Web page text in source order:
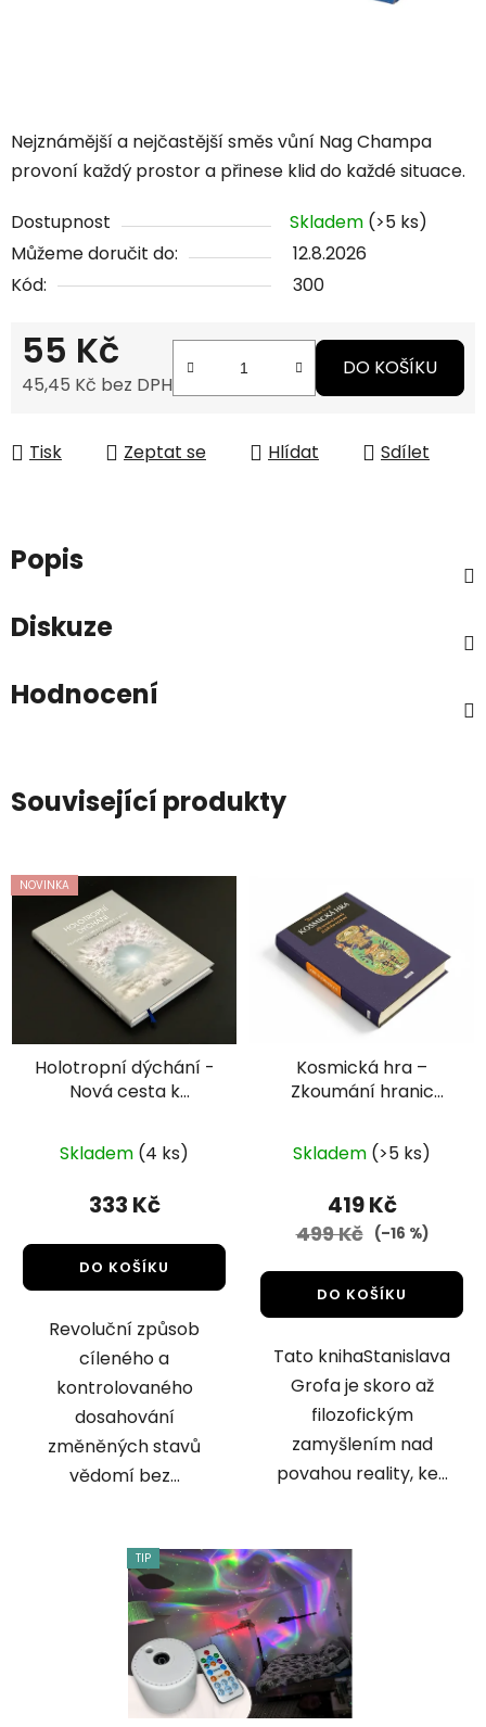
Nejznámější a nejčastější směs vůní Nag Champa
provoní každý prostor a přinese klid do každé situace.
Dostupnost Skladem (>5 ks)
Můžeme doručit do:
12.8.2026
Kód:
300
55 Kč
45,45 Kč bez DPH
DO KOŠÍKU
Tisk Zeptat se Hlídat Sdílet
Popis
Diskuze
Hodnocení
Související produkty
NOVINKA
Holotropní dýchání -
Nová cesta k
léčení | Stanislav Grof,
Christina Grof
Skladem (4 ks)
333 Kč
DO KOŠÍKU
Revoluční způsob
cíleného a
kontrolovaného
dosahování
změněných stavů
vědomí bez...
Kosmická hra –
Zkoumání hranic
(Stanislav Grof)
hodnocení
produktu
je
Skladem (>5 ks)
419 Kč
499 Kč (–16 %)
DO KOŠÍKU
Tato knihaStanislava
Grofa je skoro až
filozofickým
zamyšlením nad
povahou reality, ke...
TIP